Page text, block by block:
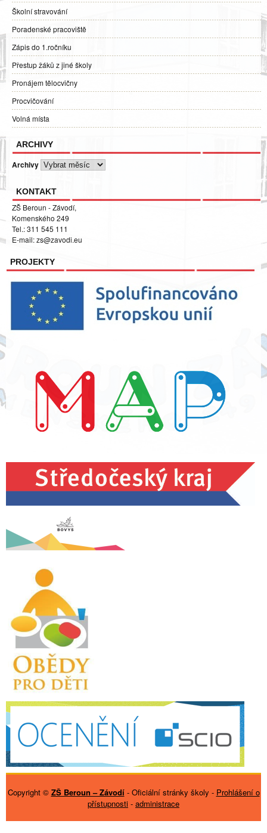
Školní stravování
Poradenské pracoviště
Zápis do 1.ročníku
Přestup žáků z jiné školy
Pronájem tělocvičny
Procvičování
Volná místa
ARCHIVY
Archivy
KONTAKT
ZŠ Beroun - Závodí,
Komenského 249
Tel.: 311 545 111
E-mail:zs@zavodi.eu
PROJEKTY
Copyright © ZŠ Beroun – Závodí- Oficiální stránky školy - Prohlášení o
přístupnosti - administrace